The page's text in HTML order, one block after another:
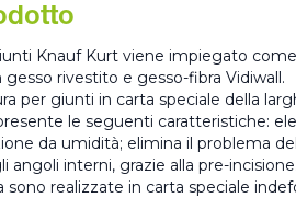
Knauf Kurt viene impiegato
rivestito e gesso-fibra Vidiwall.
per giunti in carta speciale della
le seguenti caratteristiche:
da umidità; elimina il problema
angoli interni, grazie alla pre-incisione.
sono realizzate in carta speciale